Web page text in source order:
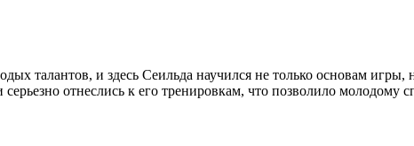
талантов, и здесь Сеильда научился не только основам игры,
отнеслись к его тренировкам, что позволило молодому